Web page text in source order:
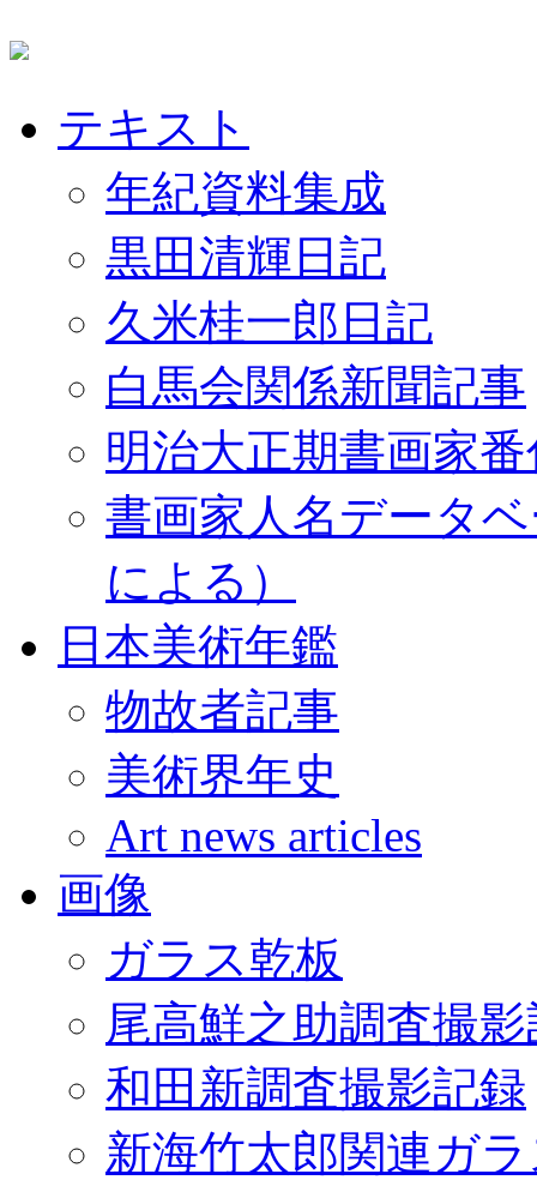
テキスト
年紀資料集成
黒田清輝日記
久米桂一郎日記
白馬会関係新聞記事
明治大正期書画家
書画家人名データ
による）
日本美術年鑑
物故者記事
美術界年史
Art news articles
画像
ガラス乾板
尾高鮮之助調査撮
和田新調査撮影記録
新海竹太郎関連ガ